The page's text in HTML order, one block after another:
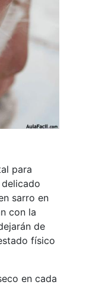
para
sarro en
con la
de
físico
en cada